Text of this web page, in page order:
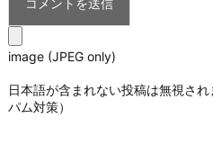
image (JPEG only)
日本語が含まれない投稿は無視さ
パム対策）